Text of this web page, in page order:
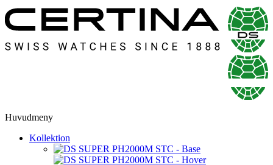
Huvudmeny
Kollektion